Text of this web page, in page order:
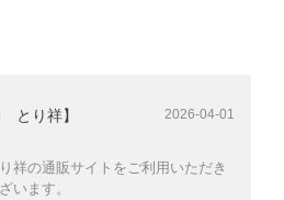
とり祥】 2026-04-01
祥の通販サイトをご利用いただき
います。